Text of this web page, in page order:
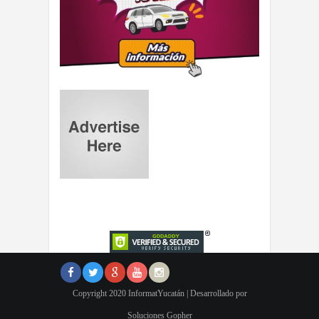
Copyright 2020 InformatYucatán | Desarrollado por
Soluciones Gopher